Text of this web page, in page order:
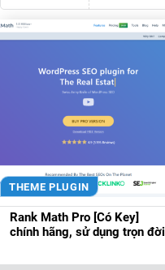
THEME PLUGIN
Rank Math Pro [Có Key]
chính hãng, sử dụng trọn đời